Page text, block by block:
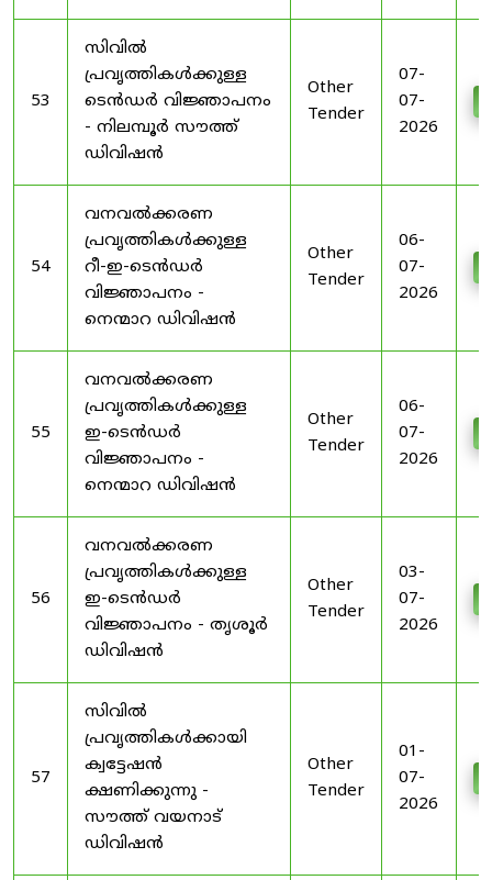
53
സിവിൽ
പ്രവൃത്തികൾക്കുള്ള
ടെൻഡർ വിജ്ഞാപനം
- നിലമ്പൂർ സൗത്ത്
ഡിവിഷൻ
Other
Tender
07-
07-
2026
54
വനവൽക്കരണ
പ്രവൃത്തികൾക്കുള്ള
റീ-ഇ-ടെൻഡർ
വിജ്ഞാപനം -
നെന്മാറ ഡിവിഷൻ
Other
Tender
06-
07-
2026
55
വനവൽക്കരണ
പ്രവൃത്തികൾക്കുള്ള
ഇ-ടെൻഡർ
വിജ്ഞാപനം -
നെന്മാറ ഡിവിഷൻ
Other
Tender
06-
07-
2026
56
വനവൽക്കരണ
പ്രവൃത്തികൾക്കുള്ള
ഇ-ടെൻഡർ
വിജ്ഞാപനം - തൃശൂർ
ഡിവിഷൻ
Other
Tender
03-
07-
2026
57
സിവിൽ
പ്രവൃത്തികൾക്കായി
ക്വട്ടേഷൻ
ക്ഷണിക്കുന്നു -
സൗത്ത് വയനാട്
ഡിവിഷൻ
Other
Tender
01-
07-
2026